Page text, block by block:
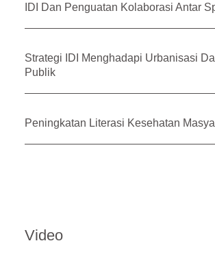
IDI Dan Penguatan Kolaborasi Antar
Strategi IDI Menghadapi Urbanisasi
Publik
Peningkatan Literasi Kesehatan
Video